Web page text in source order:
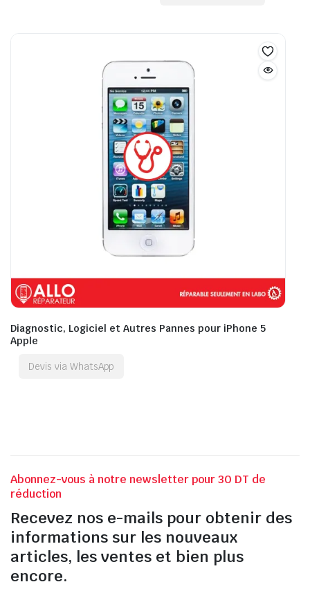
Diagnostic, Logiciel et Autres Pannes pour iPhone 5
Apple
Devis via WhatsApp
Abonnez-vous à notre newsletter pour 30 DT de
réduction
Recevez nos e-mails pour obtenir des
informations sur les nouveaux
articles, les ventes et bien plus
encore.